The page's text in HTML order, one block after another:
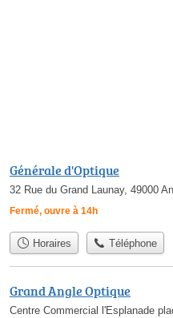
Générale d'Optique
32 Rue du Grand Launay, 49000
Fermé, ouvre à 14h
Horaires Téléphone
Grand Angle Optique
Centre Commercial l'Esplanade